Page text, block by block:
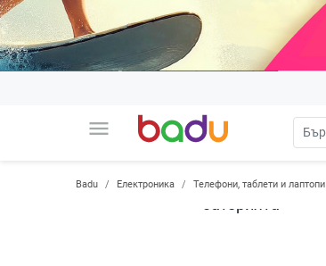
menu
Badu Електроника Телефони, таблети и лаптопи